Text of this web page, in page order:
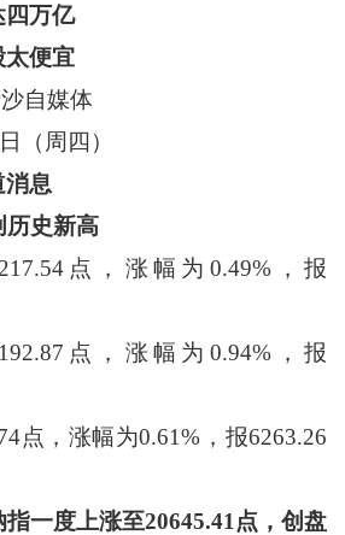
四万亿
太便宜
自媒体
周四）
消息
历史新高
点，涨幅为0.49%，报
点，涨幅为0.94%，报
涨幅为0.61%，报6263.26
指一度上涨至20645.41点，创盘